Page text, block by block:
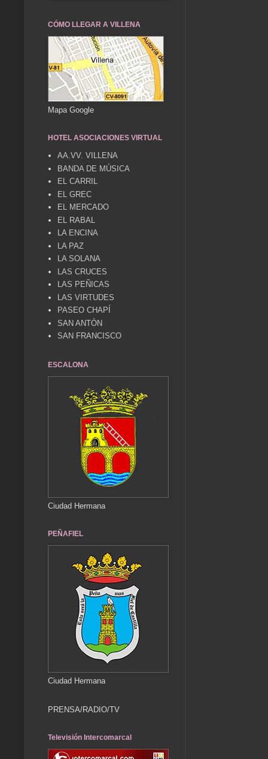
CÓMO LLEGAR A VILLENA
Mapa Google
HOTEL ASOCIACIONES VIRTUAL
AA.VV. VILLENA
BANDA DE MÚSICA
EL CARRIL
EL GREC
EL MERCADO
EL RABAL
LA ENCINA
LA PAZ
LA SOLANA
LAS CRUCES
LAS PEÑICAS
LAS VIRTUDES
PASEO CHAPÍ
SAN ANTÓN
SAN FRANCISCO
ESCALONA
Ciudad Hermana
PEÑAFIEL
Ciudad Hermana
PRENSA/RADIO/TV
Televisión Intercomarcal